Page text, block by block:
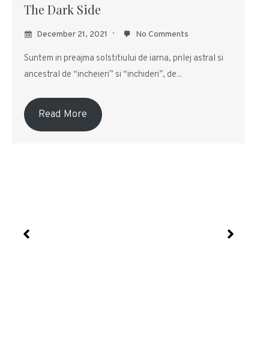
The Dark Side
December 21, 2021 No Comments
Suntem in preajma solstitiului de iarna, prilej astral si
ancestral de “incheieri” si “inchideri”, de...
Read More